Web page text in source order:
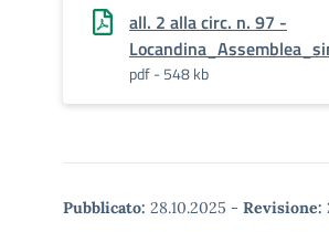
all. 2 alla circ. n. 97 -
pdf - 548 kb
Pubblicato: 28.10.2025 - Revisione: